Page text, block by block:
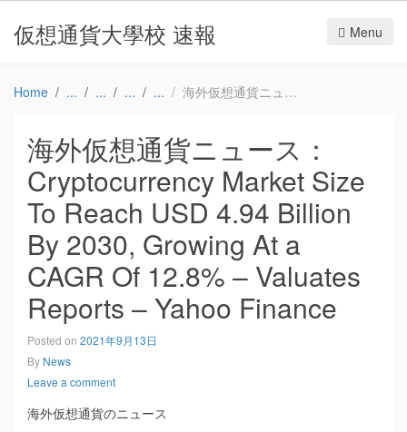
仮想通貨大學校 速報 Menu
Home 海外仮想通貨ニュース：Cryptocurrency Market Size To Reach USD 4.94 Billion By 2030, Growing At a CAGR Of 12.8% – Valuates Reports – Yahoo Finance
海外仮想通貨ニュース：
Cryptocurrency Market Size
To Reach USD 4.94 Billion
By 2030, Growing At a
CAGR Of 12.8% – Valuates
Reports – Yahoo Finance
Posted on 2021年9月13日
By News
Leave a comment
海外仮想通貨のニュース